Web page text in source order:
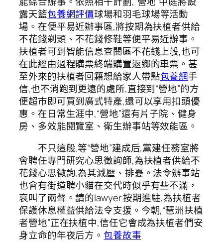
露天籃包養網評價球場和羽毛球場等活動
場。在便平易近辦事區,將按期為扶植者供給
不花錢剃頭、不花錢修鞋等便平易近辦事。
扶植者可到智能信息查閱區不花錢上彀,也可
在此經由過程購票終端購置返鄉的車票。甚
至外來的扶植者回籍想給家人帶點包養網手
信,也不消跑到更遠的處所,直接到“營地”的方
便超市即可買到廣式特產,還可以享用扣頭優
惠。在日常生涯中,“營地”還有片子院、健身
房、多效能閱覽室、衛生辦事站等效能區。
不只這般,等“營地”建成后,黨建任務室將
會聘任專門研究心思徵詢師,為扶植者供給不
花錢心思徵詢,為其減壓、排憂。法令辦事站
也會有街道聘小貓在交代時似乎有些不滿，
哀叫了兩聲。請的lawyer 按期進駐,為扶植者
保護休息權益供給法令支援。今朝,“琶洲扶植
者營地”正在扶植中,信任它會成為扶植者們安
身立命的年夜后方。包養故事